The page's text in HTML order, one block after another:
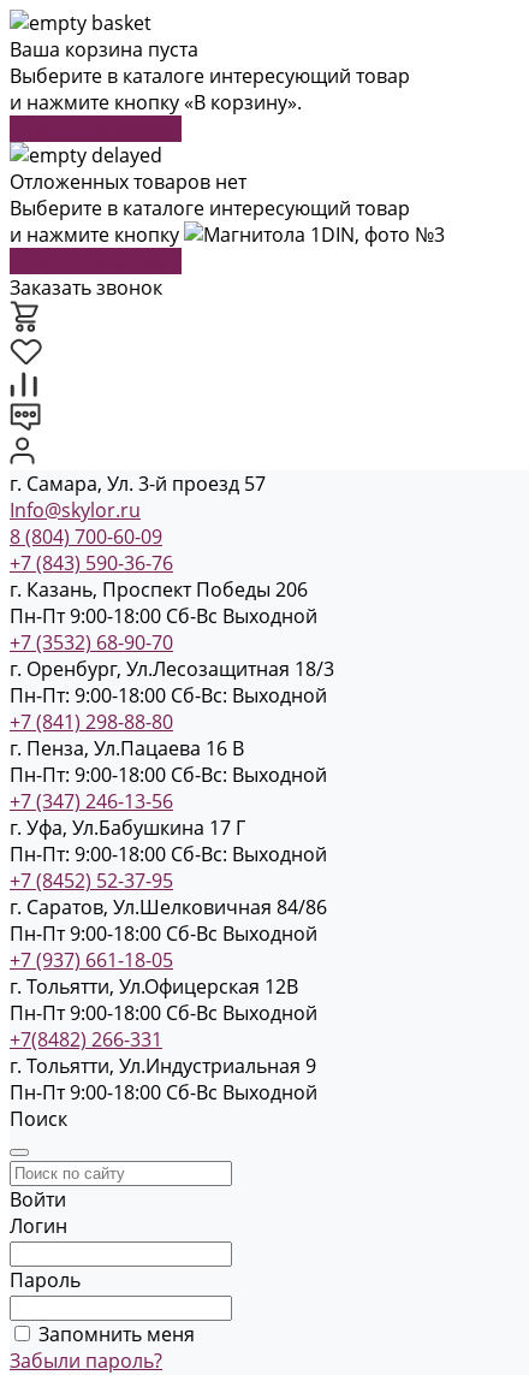
Ваша корзина пуста
Выберите в каталоге интересующий товар
и нажмите кнопку «В корзину».
Отложенных товаров нет
Выберите в каталоге интересующий товар
и нажмите кнопку
Заказать звонок
г. Самара, Ул. 3-й проезд 57
Info@skylor.ru
8 (804) 700-60-09
+7 (843) 590-36-76
г. Казань, Проспект Победы 206
Пн-Пт 9:00-18:00 Cб-Вс Выходной
+7 (3532) 68-90-70
г. Оренбург, Ул.Лесозащитная 18/3
Пн-Пт: 9:00-18:00 Cб-Вс: Выходной
+7 (841) 298-88-80
г. Пенза, Ул.Пацаева 16 В
Пн-Пт: 9:00-18:00 Cб-Вс: Выходной
+7 (347) 246-13-56
г. Уфа, Ул.Бабушкина 17 Г
Пн-Пт: 9:00-18:00 Cб-Вс: Выходной
+7 (8452) 52-37-95
г. Саратов, Ул.Шелковичная 84/86
Пн-Пт 9:00-18:00 Cб-Вс Выходной
+7 (937) 661-18-05
г. Тольятти, Ул.Офицерская 12В
Пн-Пт 9:00-18:00 Cб-Вс Выходной
+7(8482) 266-331
г. Тольятти, Ул.Индустриальная 9
Пн-Пт 9:00-18:00 Cб-Вс Выходной
Поиск
Войти
Логин
Пароль
Запомнить меня
Забыли пароль?